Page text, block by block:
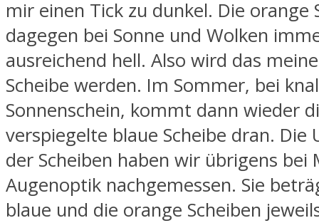
mir einen Tick zu dunkel. Die orange
dagegen bei Sonne und Wolken
ausreichend hell. Also wird das
Scheibe werden. Im Sommer, bei
Sonnenschein, kommt dann wieder
verspiegelte blaue Scheibe dran. Die
der Scheiben haben wir übrigens bei
Augenoptik nachgemessen. Sie
blaue und die orange Scheiben